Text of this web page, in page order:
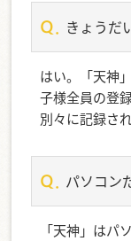
きょうだ
はい。「天神
子様全員の登
別々に記録され
パソコン
「天神」はパ